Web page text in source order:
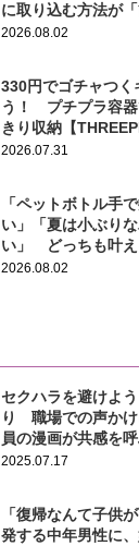
に取り込む方法が
子抜け」「この曲聴
2026.08.02
330円でゴチャつく
う！ プチプラ容器
きり収納【
2026.07.31
「ペットボトル手
い」「夏は小ぶり
い」 どっちも叶え
ポーチがこちら！
2026.08.02
セクハラを避けよ
り 職場での声か
員の漫画が共感を
2025.07.17
「復帰なんて子供
発する中年男性に